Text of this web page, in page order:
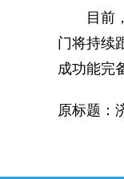
目前，
门将持续
成功能完
原标题：